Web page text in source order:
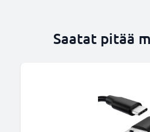
Saatat pitää